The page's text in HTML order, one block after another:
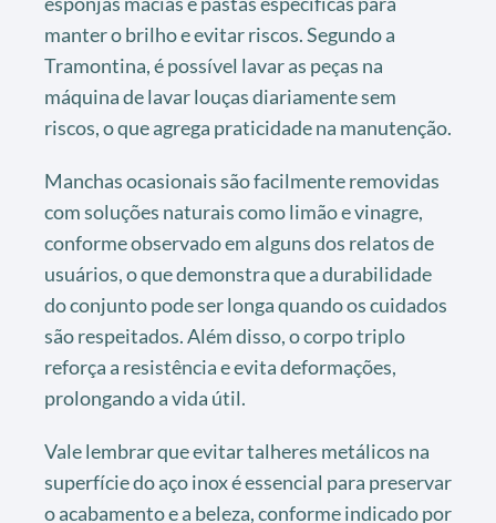
manter o brilho e evitar riscos. Segundo a
Tramontina, é possível lavar as peças na
máquina de lavar louças diariamente sem
riscos, o que agrega praticidade na manutenção.
Manchas ocasionais são facilmente removidas
com soluções naturais como limão e vinagre,
conforme observado em alguns dos relatos de
usuários, o que demonstra que a durabilidade
do conjunto pode ser longa quando os cuidados
são respeitados. Além disso, o corpo triplo
reforça a resistência e evita deformações,
prolongando a vida útil.
Vale lembrar que evitar talheres metálicos na
superfície do aço inox é essencial para preservar
o acabamento e a beleza, conforme indicado por